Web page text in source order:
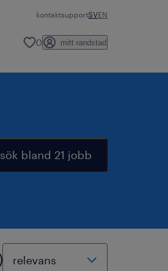
kontaktsupportSVEN
0 mitt randstad
sök bland 21 jobb